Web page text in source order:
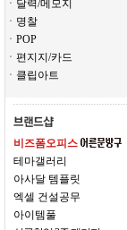
ㆍ달력/메모지
ㆍ명찰
ㆍPOP
ㆍ편지지/카드
ㆍ클립아트
비즈폼오피스
테마갤러리
아사달 템플릿
엑셀 건설공무
아이템풀